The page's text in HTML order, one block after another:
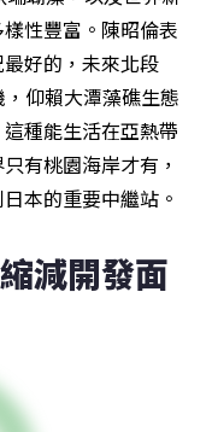
性豐富。陳昭倫表
好的，未來北段
仰賴大潭藻礁生態
種能生活在亞熱帶
有桃園海岸才有，
本的重要中繼站。
減開發面